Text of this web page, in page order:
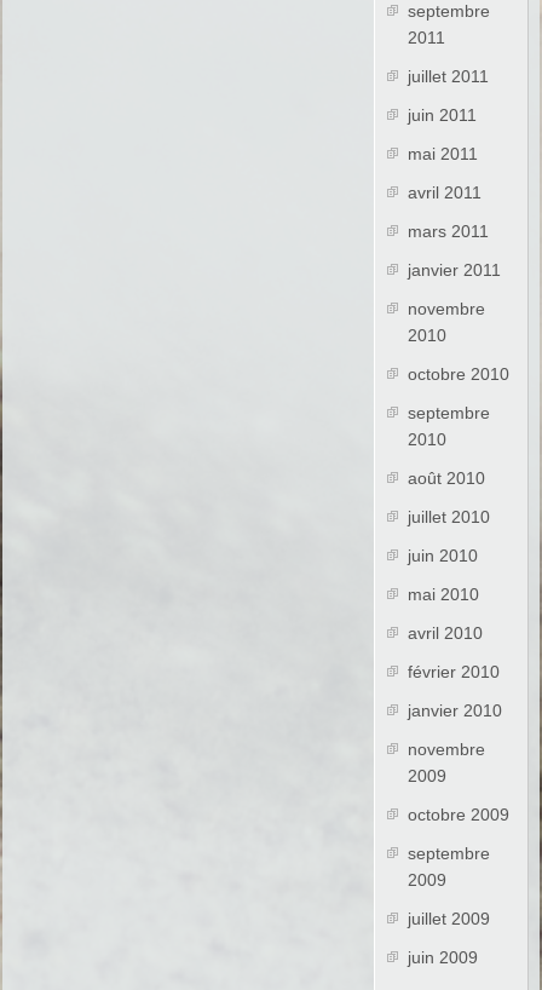
septembre
2011
juillet 2011
juin 2011
mai 2011
avril 2011
mars 2011
janvier 2011
novembre
2010
octobre 2010
septembre
2010
août 2010
juillet 2010
juin 2010
mai 2010
avril 2010
février 2010
janvier 2010
novembre
2009
octobre 2009
septembre
2009
juillet 2009
juin 2009